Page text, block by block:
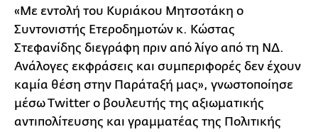
«Με εντολή του Κυριάκου Μητσοτάκη ο
Συντονιστής Ετεροδημοτών κ. Κώστας
Στεφανίδης διεγράφη πριν από λίγο από τη ΝΔ.
Ανάλογες εκφράσεις και συμπεριφορές δεν έχουν
καμία θέση στην Παράταξή μας», γνωστοποίησε
μέσω Τwitter ο βουλευτής της αξιωματικής
αντιπολίτευσης και γραμματέας της Πολιτικής